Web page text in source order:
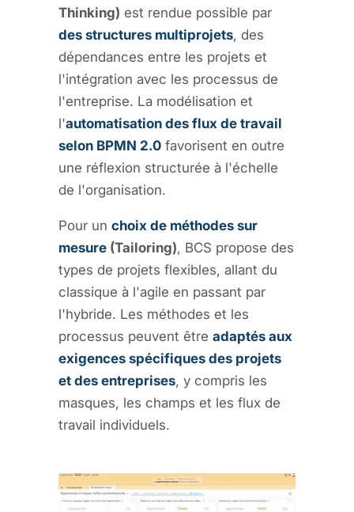
Thinking) est rendue possible par
des structures multiprojets, des
dépendances entre les projets et
l'intégration avec les processus de
l'entreprise. La modélisation et
l'automatisation des flux de travail
selon BPMN 2.0 favorisent en outre
une réflexion structurée à l'échelle
de l'organisation.
Pour un choix de méthodes sur
mesure (Tailoring), BCS propose des
types de projets flexibles, allant du
classique à l'agile en passant par
l'hybride. Les méthodes et les
processus peuvent être adaptés aux
exigences spécifiques des projets
et des entreprises, y compris les
masques, les champs et les flux de
travail individuels.